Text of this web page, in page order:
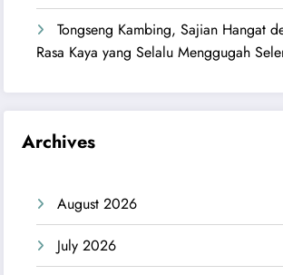
Tongseng Kambing, Sajian Hangat
Rasa Kaya yang Selalu Menggugah
Archives
August 2026
July 2026